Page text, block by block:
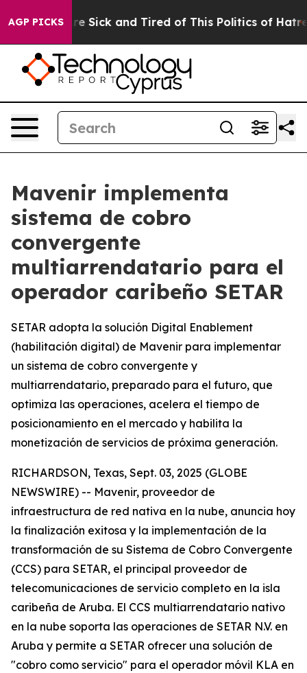
AGP PICKSAre Sick and Tired of This Politics of Hatred”
Mavenir implementa
sistema de cobro
convergente
multiarrendatario para el
operador caribeño SETAR
SETAR adopta la solución Digital Enablement
(habilitación digital) de Mavenir para implementar
un sistema de cobro convergente y
multiarrendatario, preparado para el futuro, que
optimiza las operaciones, acelera el tiempo de
posicionamiento en el mercado y habilita la
monetización de servicios de próxima generación.
RICHARDSON, Texas, Sept. 03, 2025 (GLOBE
NEWSWIRE) -- Mavenir, proveedor de
infraestructura de red nativa en la nube, anuncia hoy
la finalización exitosa y la implementación de la
transformación de su Sistema de Cobro Convergente
(CCS) para SETAR, el principal proveedor de
telecomunicaciones de servicio completo en la isla
caribeña de Aruba. El CCS multiarrendatario nativo
en la nube soporta las operaciones de SETAR N.V. en
Aruba y permite a SETAR ofrecer una solución de
"cobro como servicio" para el operador móvil KLA en